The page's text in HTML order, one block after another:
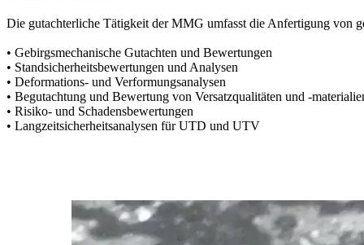
Die gutachterliche Tätigkeit der MMG umfasst die Anfertigung von
• Gebirgsmechanische Gutachten und Bewertungen
• Standsicherheitsbewertungen und Analysen
• Deformations- und Verformungsanalysen
• Begutachtung und Bewertung von Versatzqualitäten und -
• Risiko- und Schadensbewertungen
• Langzeitsicherheitsanalysen für UTD und UTV